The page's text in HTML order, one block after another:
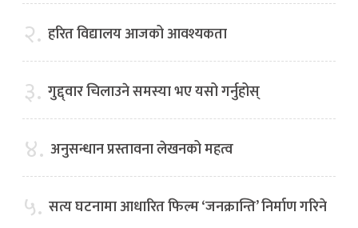
२. हरित विद्यालय आजको आवश्यकता
३. गुद्द्वार चिलाउने समस्या भए यसो गर्नुहोस्
४. अनुसन्धान प्रस्तावना लेखनको महत्व
५. सत्य घटनामा आधारित फिल्म ‘जनक्रान्ति’ निर्माण गरिने